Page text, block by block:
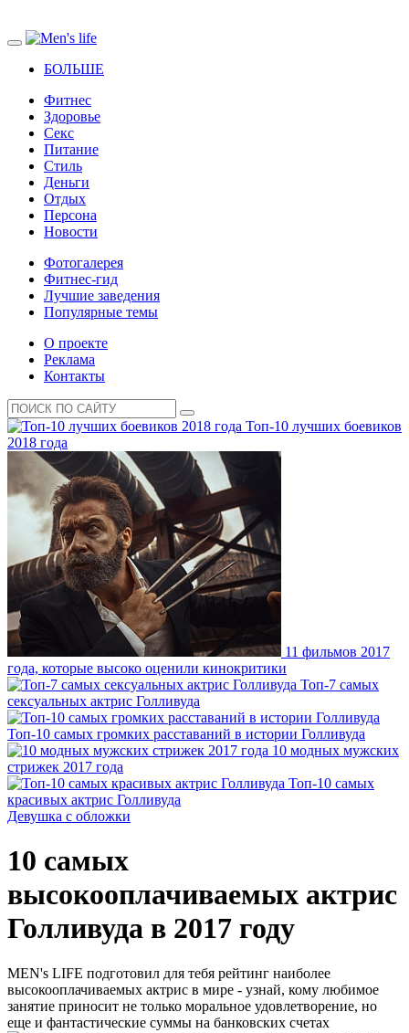
БОЛЬШЕ
Фитнес
Здоровье
Секс
Питание
Стиль
Деньги
Отдых
Персона
Новости
Фотогалерея
Фитнес-гид
Лучшие заведения
Популярные темы
О проекте
Реклама
Контакты
Топ-10 лучших боевиков
2018 года
11 фильмов 2017
года, которые высоко оценили кинокритики
Топ-7 самых
сексуальных актрис Голливуда
Топ-10 самых громких расставаний в истории Голливуда
10 модных мужских
стрижек 2017 года
Топ-10 самых
красивых актрис Голливуда
Девушка с обложки
10 самых
высокооплачиваемых актрис
Голливуда в 2017 году
MEN's LIFE подготовил для тебя рейтинг наиболее
высокооплачиваемых актрис в мире - узнай, кому любимое
занятие приносит не только моральное удовлетворение, но
еще и фантастические суммы на банковских счетах